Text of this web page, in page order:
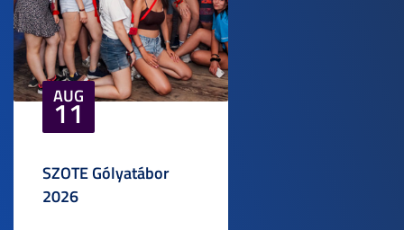
AUG
11
SZOTE Gólyatábor
2026